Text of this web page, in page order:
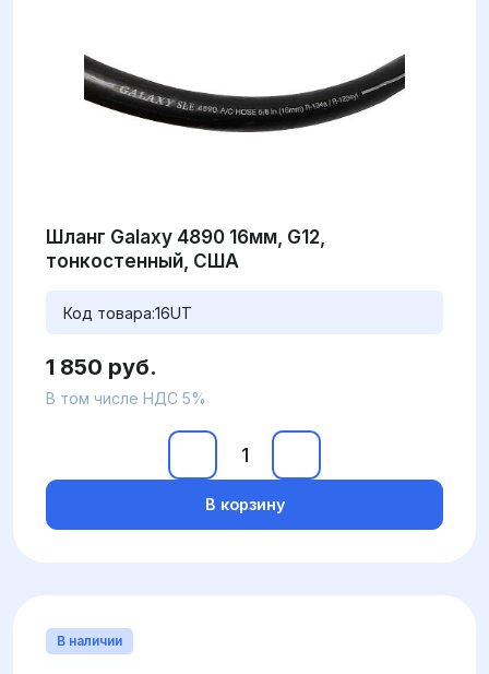
Шланг Galaxy 4890 16мм, G12,
тонкостенный, США
Код товара:16UT
1 850 руб.
В том числе НДС 5%
В корзину
В наличии